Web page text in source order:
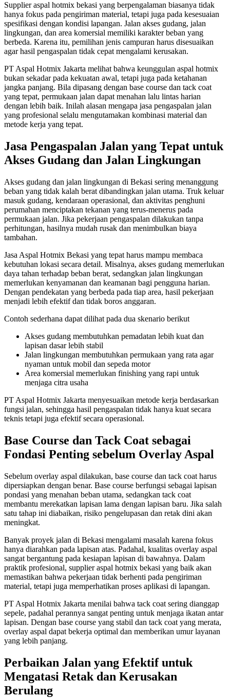
Supplier aspal hotmix bekasi yang berpengalaman biasanya tidak
hanya fokus pada pengiriman material, tetapi juga pada kesesuaian
spesifikasi dengan kondisi lapangan. Jalan akses gudang, jalan
lingkungan, dan area komersial memiliki karakter beban yang
berbeda. Karena itu, pemilihan jenis campuran harus disesuaikan
agar hasil pengaspalan tidak cepat mengalami kerusakan.
PT Aspal Hotmix Jakarta melihat bahwa keunggulan aspal hotmix
bukan sekadar pada kekuatan awal, tetapi juga pada ketahanan
jangka panjang. Bila dipasang dengan base course dan tack coat
yang tepat, permukaan jalan dapat menahan lalu lintas harian
dengan lebih baik. Inilah alasan mengapa jasa pengaspalan jalan
yang profesional selalu mengutamakan kombinasi material dan
metode kerja yang tepat.
Jasa Pengaspalan Jalan yang Tepat untuk
Akses Gudang dan Jalan Lingkungan
Akses gudang dan jalan lingkungan di Bekasi sering menanggung
beban yang tidak kalah berat dibandingkan jalan utama. Truk keluar
masuk gudang, kendaraan operasional, dan aktivitas penghuni
perumahan menciptakan tekanan yang terus-menerus pada
permukaan jalan. Jika pekerjaan pengaspalan dilakukan tanpa
perhitungan, hasilnya mudah rusak dan menimbulkan biaya
tambahan.
Jasa Aspal Hotmix Bekasi yang tepat harus mampu membaca
kebutuhan lokasi secara detail. Misalnya, akses gudang memerlukan
daya tahan terhadap beban berat, sedangkan jalan lingkungan
memerlukan kenyamanan dan keamanan bagi pengguna harian.
Dengan pendekatan yang berbeda pada tiap area, hasil pekerjaan
menjadi lebih efektif dan tidak boros anggaran.
Contoh sederhana dapat dilihat pada dua skenario berikut
Akses gudang membutuhkan pemadatan lebih kuat dan
lapisan dasar lebih stabil
Jalan lingkungan membutuhkan permukaan yang rata agar
nyaman untuk mobil dan sepeda motor
Area komersial memerlukan finishing yang rapi untuk
menjaga citra usaha
PT Aspal Hotmix Jakarta menyesuaikan metode kerja berdasarkan
fungsi jalan, sehingga hasil pengaspalan tidak hanya kuat secara
teknis tetapi juga efektif secara operasional.
Base Course dan Tack Coat sebagai
Fondasi Penting sebelum Overlay Aspal
Sebelum overlay aspal dilakukan, base course dan tack coat harus
dipersiapkan dengan benar. Base course berfungsi sebagai lapisan
pondasi yang menahan beban utama, sedangkan tack coat
membantu merekatkan lapisan lama dengan lapisan baru. Jika salah
satu tahap ini diabaikan, risiko pengelupasan dan retak dini akan
meningkat.
Banyak proyek jalan di Bekasi mengalami masalah karena fokus
hanya diarahkan pada lapisan atas. Padahal, kualitas overlay aspal
sangat bergantung pada kesiapan lapisan di bawahnya. Dalam
praktik profesional, supplier aspal hotmix bekasi yang baik akan
memastikan bahwa pekerjaan tidak berhenti pada pengiriman
material, tetapi juga memperhatikan proses aplikasi di lapangan.
PT Aspal Hotmix Jakarta menilai bahwa tack coat sering dianggap
sepele, padahal perannya sangat penting untuk menjaga ikatan antar
lapisan. Dengan base course yang stabil dan tack coat yang merata,
overlay aspal dapat bekerja optimal dan memberikan umur layanan
yang lebih panjang.
Perbaikan Jalan yang Efektif untuk
Mengatasi Retak dan Kerusakan
Berulang